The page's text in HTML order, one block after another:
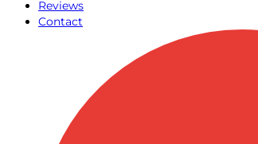
Reviews
Contact